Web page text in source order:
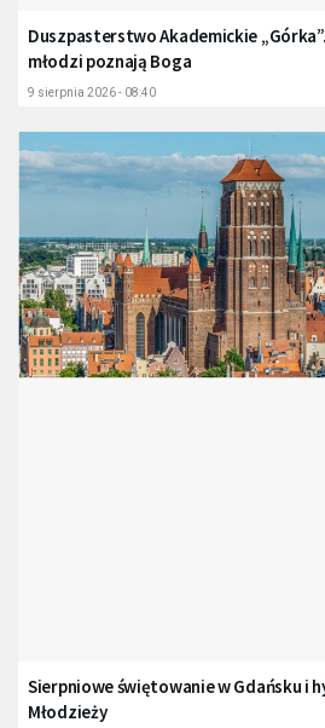
Duszpasterstwo Akademickie
młodzi poznają Boga
9 sierpnia 2026 - 08:40
Sierpniowe świętowanie w Gdańsku i
Młodzieży